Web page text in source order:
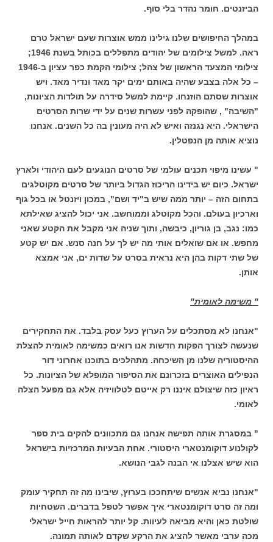
הביזנטים. חומר נהדר בלי סוף.
במהלך החיפושים שלנו גילינו ממש אוצרות שעם ישראל טרם
ראה. למשל צילומים של יהודים מתפללים בכותל בשנת 1946;
צילומי המצעד הראשון של צהל; צילומי הקמת כפר עציון ב-1946
– כל אלה בצבע שהיה באותם ימים יקר מאד ונדיר מאד. ויש
אוצרות שסתם הוזנחו. קיימת למשל סידרה על תולדות הציונות,
"השיבה" , שהופקה לפני עשרות שנים על ידי שרות הסרטים
הישראלי. היא נגנזה ואיש לא היה מעונין בה כל השנים. אנחנו
נוציא אותה מן הנפטלין.
" עשינו מיפוי תכנים עולמי של סרטים הנוגעים לעם היהודי ולארץ
ישראל. כיום יש בידינו הריכוז הגדול ביותר של סרטים מקוטלגים
בתחום הזה – יותר ממה שיש ב"יד ושם", במכון ויזנטל או בכל גוף
וארכיון בעולם. והכל מקוטלג וממוחשב. אני יכול להציג שאילתא
כמו: נגב, בן גוריון, כיבשה, ותוך שניה אני מקבל את הקטע שאני
מחפש. או אם שואלים אותי מה יש לך על חנה סנש. אם יש קטע
של שתי דקות בהן היא נראית בסרט על שדות ים, אני אמצא
אותן.
" משימה לאומית"
"אנחנו לא מסתכלים על הערוץ כעל עסק בלבד. את התחקירים
שנעשה לצורך הפקות חדשות אנו רואים כמשימה לאומית להצלת
ההיסטוריה שלנו מן השיכחה. מתהלכים בתוכנו אחרוני דור
הנפילים האוצרים בזכרונם את הסיפור המופלא של הציונות. כל
ראיון כזה שיצולם איננו רק אייטם לטלוויזיה אלא גם מפעל הצלה
לאומי.
" במסגרת אותה תפישה אנחנו גם מתכוונים להקים בית ספר
לקולנוע דוקומנטארי היסטורי. אחת הבעיות המרכזיות בישראל
הוא שיש אצלנו אי הבנה לגבי הנושא.
"אנחנו נביא אנשים שיתחככו בערוץ, שיבינו מה זה תחקיר עומק
ומה זה סרט דוקומנטארי איך אפשר לטפל בדברים. השטחיות
שולטת כאן והיא מביאה לעיוות. קל יותר להראות חייל ישראלי
מכה ערבי מאשר להציג את הרקע שקדם לאותה תמונה.